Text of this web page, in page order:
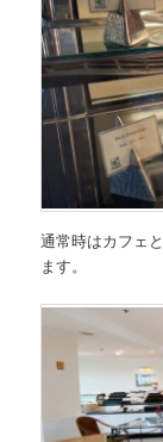
通常時はカフェ
ます。